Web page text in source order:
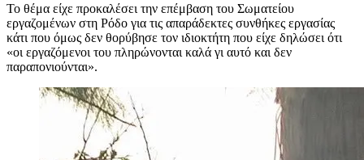
Το θέμα είχε προκαλέσει την επέμβαση του Σωματείου
εργαζομένων στη Ρόδο για τις απαράδεκτες συνθήκες εργασίας
κάτι που όμως δεν θορύβησε τον ιδιοκτήτη που είχε δηλώσει ότι
«οι εργαζόμενοι του πληρώνονται καλά γι αυτό και δεν
παραπονιούνται».